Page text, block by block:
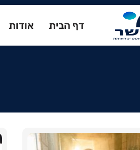
דף הבית אודות